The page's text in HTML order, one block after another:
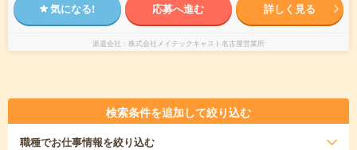
気になる! 応募へ進む 詳しく見る
派遣会社 株式会社メイテックキャスト名古屋営業所
検索条件を追加して絞り込む
職種でお仕事情報を絞り込む